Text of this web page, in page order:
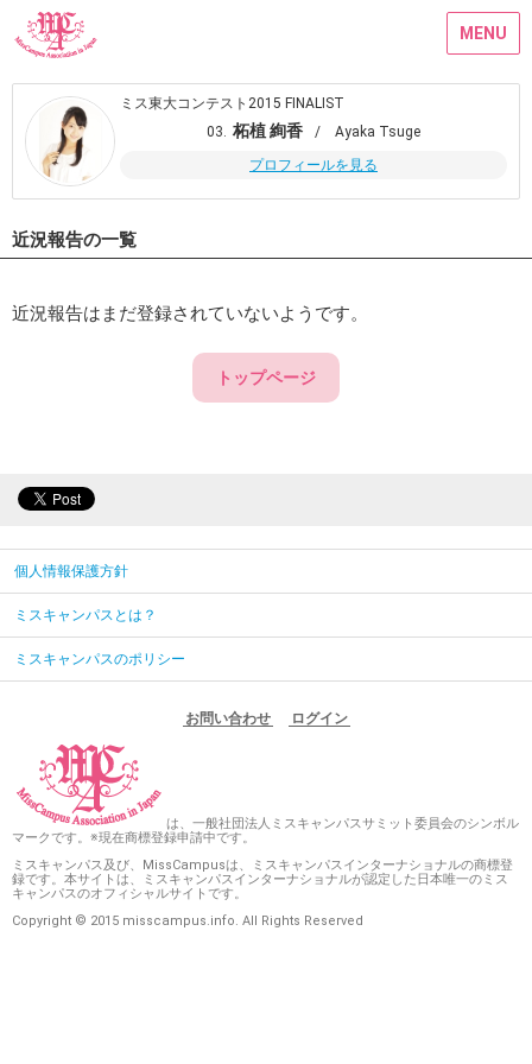
MENU
ミス東大コンテスト2015 FINALIST
03. 柘植 絢香
/ Ayaka Tsuge
プロフィールを見る
近況報告の一覧
近況報告はまだ登録されていないようです。
トップページ
個人情報保護方針
ミスキャンパスとは？
ミスキャンパスのポリシー
お問い合わせ ログイン
は、一般社団法人ミスキャンパスサミット委員会のシンボル
マークです。※現在商標登録申請中です。
ミスキャンパス及び、MissCampusは、ミスキャンパスインターナショナルの商標登
録です。本サイトは、ミスキャンパスインターナショナルが認定した日本唯一のミス
キャンパスのオフィシャルサイトです。
Copyright © 2015 misscampus.info. All Rights Reserved